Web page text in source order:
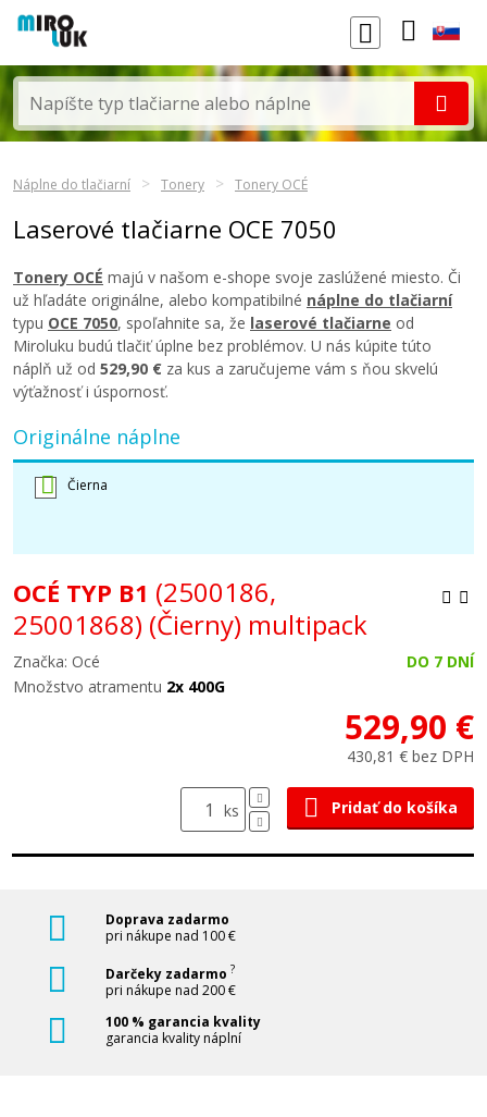
Náplne do tlačiarní Tonery Tonery OCÉ
Laserové tlačiarne OCE 7050
Tonery OCÉ majú v našom e-shope svoje zaslúžené miesto. Či
už hľadáte originálne, alebo kompatibilné náplne do tlačiarní
typu OCE 7050, spoľahnite sa, že laserové tlačiarne od
Miroluku budú tlačiť úplne bez problémov. U nás kúpite túto
náplň už od 529,90 € za kus a zaručujeme vám s ňou skvelú
výťažnosť i úspornosť.
Originálne náplne
Čierna
OCÉ TYP B1 (2500186,
25001868) (Čierny) multipack
Značka: Océ
DO 7 DNÍ
Množstvo atramentu 2x 400G
529,90 €
430,81 € bez DPH
ks Pridať do košíka
Doprava zadarmo
pri nákupe nad 100 €
Darčeky zadarmo ?
pri nákupe nad 200 €
100 % garancia kvality
garancia kvality náplní